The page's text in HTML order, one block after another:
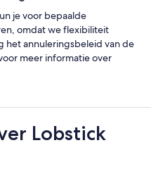
je voor bepaalde
omdat we flexibiliteit
het annuleringsbeleid van de
meer informatie over
Lobstick